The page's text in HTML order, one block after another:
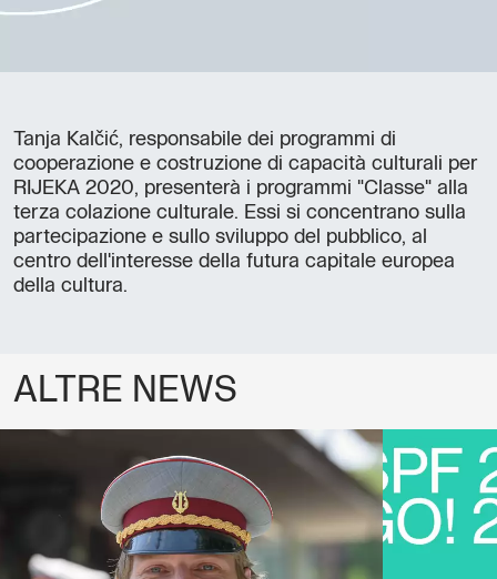
Tanja Kalčić, responsabile dei programmi di
cooperazione e costruzione di capacità culturali per
RIJEKA 2020, presenterà i programmi "Classe" alla
terza colazione culturale. Essi si concentrano sulla
partecipazione e sullo sviluppo del pubblico, al
centro dell'interesse della futura capitale europea
della cultura.
ALTRE NEWS